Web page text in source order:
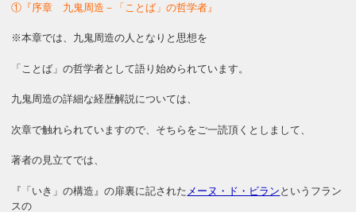
①『序章 九鬼周造－「ことば」の哲学者』
※本章では、九鬼周造の人となりと思想を
「ことば」の哲学者として語り始められています。
九鬼周造の詳細な経歴解説については、
次章で触れられていますので、そちらをご一読頂くとしまして、
著者の見立てでは、
『「いき」の構造』の扉裏に記された メーヌ・ド・ビラン というフラン
スの